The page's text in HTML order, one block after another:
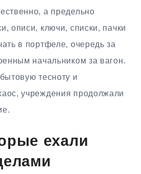
а предельно
описи, ключи, списки, пачки
в портфеле, очередь за
начальником за вагон.
тесноту и
учреждения продолжали
ехали